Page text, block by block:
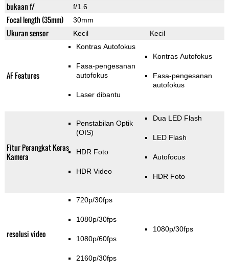
bukaan f/ f/1.6
Focal length (35mm) 30mm
Ukuran sensor Kecil Kecil
AF Features
Kontras Autofokus
Fasa-pengesanan
autofokus
Laser dibantu
Kontras Autofokus
Fasa-pengesanan
autofokus
Fitur Perangkat Keras
Kamera
Penstabilan Optik
(OIS)
HDR Foto
HDR Video
Dua LED Flash
LED Flash
Autofocus
HDR Foto
resolusi video
720p/30fps
1080p/30fps
1080p/60fps
2160p/30fps
1080p/30fps